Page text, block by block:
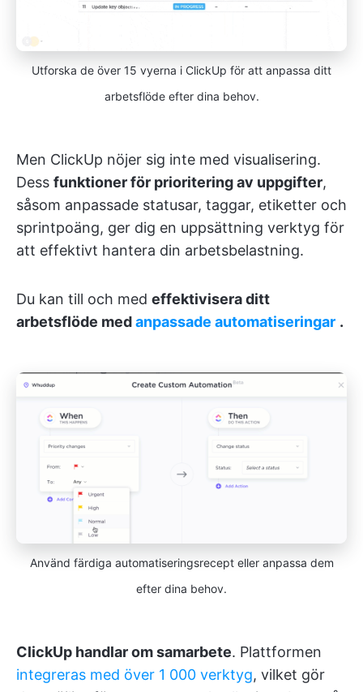
Utforska de över 15 vyerna i ClickUp för att anpassa ditt
arbetsflöde efter dina behov.
Men ClickUp nöjer sig inte med visualisering.
Dess funktioner för prioritering av uppgifter,
såsom anpassade statusar, taggar, etiketter och
sprintpoäng, ger dig en uppsättning verktyg för
att effektivt hantera din arbetsbelastning.
Du kan till och med effektivisera ditt
arbetsflöde medanpassade automatiseringar .
Använd färdiga automatiseringsrecept eller anpassa dem
efter dina behov.
ClickUp handlar om samarbete. Plattformen
integreras med över 1 000 verktyg, vilket gör